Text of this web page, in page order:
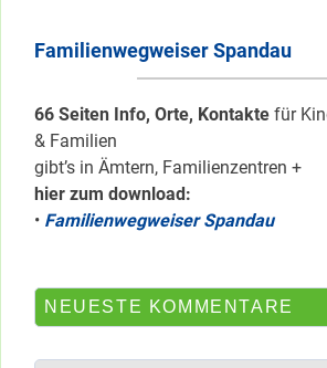
Familienwegweiser Spandau
66 Seiten Info, Orte, Kontakte für
& Familien
gibt’s in Ämtern, Familienzentren +
hier zum download:
• Familienwegweiser Spandau
NEUESTE KOMMENTARE